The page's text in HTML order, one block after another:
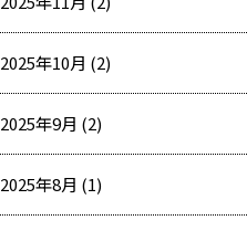
2025年10月 (2)
2025年9月 (2)
2025年8月 (1)